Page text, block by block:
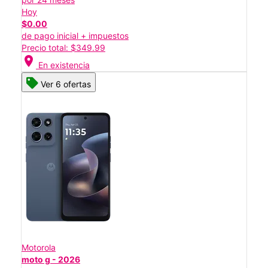
Hoy
$0.00
de pago inicial + impuestos
Precio total: $349.99
location_on En existencia
Ver 6 ofertas
Motorola
moto g - 2026